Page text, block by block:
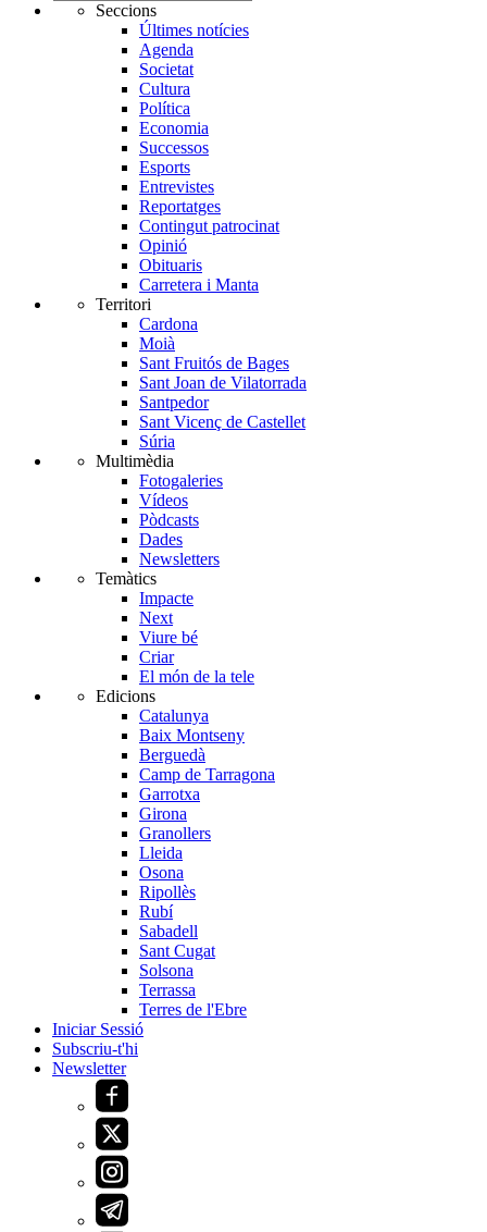
Seccions
Últimes notícies
Agenda
Societat
Cultura
Política
Economia
Successos
Esports
Entrevistes
Reportatges
Contingut patrocinat
Opinió
Obituaris
Carretera i Manta
Territori
Cardona
Moià
Sant Fruitós de Bages
Sant Joan de Vilatorrada
Santpedor
Sant Vicenç de Castellet
Súria
Multimèdia
Fotogaleries
Vídeos
Pòdcasts
Dades
Newsletters
Temàtics
Impacte
Next
Viure bé
Criar
El món de la tele
Edicions
Catalunya
Baix Montseny
Berguedà
Camp de Tarragona
Garrotxa
Girona
Granollers
Lleida
Osona
Ripollès
Rubí
Sabadell
Sant Cugat
Solsona
Terrassa
Terres de l'Ebre
Iniciar Sessió
Subscriu-t'hi
Newsletter